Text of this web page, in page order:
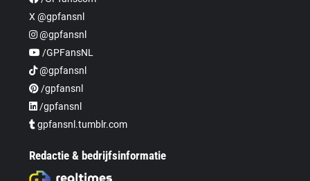
X @gpfansnl
@gpfansnl
/GPFansNL
@gpfansnl
/gpfansnl
/gpfansnl
gpfansnl.tumblr.com
Redactie & bedrijfsinformatie